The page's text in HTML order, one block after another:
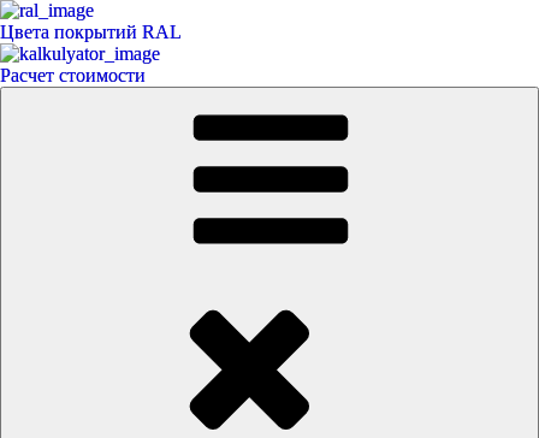
Цвета покрытий RAL
Расчет стоимости